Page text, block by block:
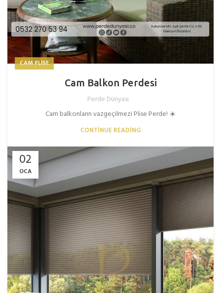
CAM PLISE
Cam Balkon Perdesi
Perde Dünyası
Cam balkonların vazgeçilmezi Plise Perde! ☀️
CONTINUE READING
02
OCA